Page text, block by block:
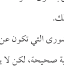
التي تكون
صحيحة، لكن لا